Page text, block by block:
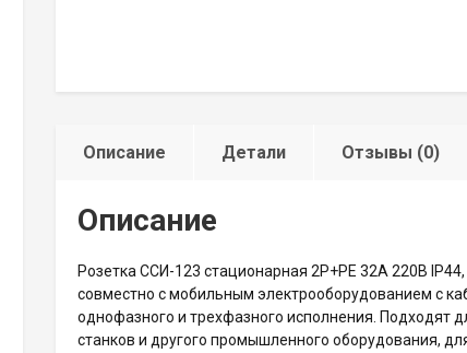
Описание Детали Отзывы (0)
Описание
Розетка ССИ-123 стационарная 2P+PE 32А 220В
совместно с мобильным электрооборудованием с
однофазного и трехфазного исполнения. Подходят
станков и другого промышленного оборудования,